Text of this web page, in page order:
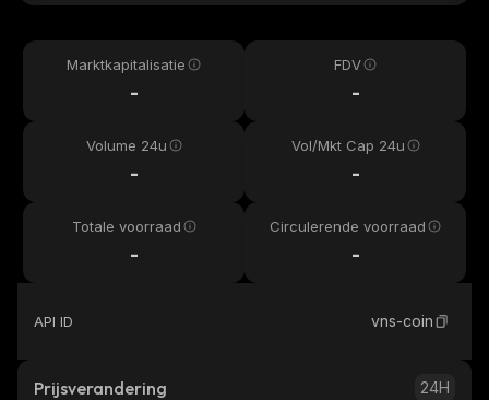
Marktkapitalisatie
-
FDV
-
Volume 24u
-
Vol/Mkt Cap 24u
-
Totale voorraad
-
Circulerende voorraad
-
API ID vns-coin
Prijsverandering 24H